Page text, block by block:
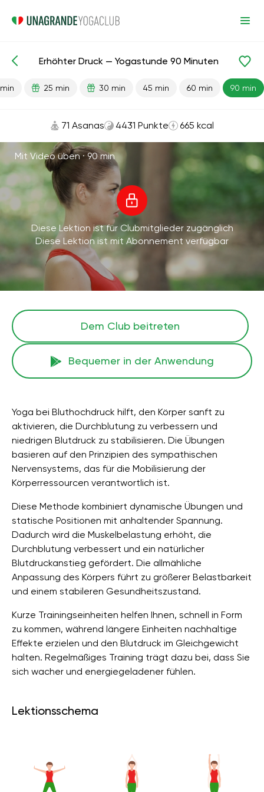
Fertige Lektionen Druck
Erhöhter Druck — Yogastunde 90 Minuten
25 min 30 min 45 min 60 min 90 min
71 Asanas 4431 Punkte 665 kcal
Mit Video üben ·90 min
Diese Lektion ist für Clubmitglieder zugänglich
Diese Lektion ist mit Abonnement verfügbar
Dem Club beitreten
Bequemer in der Anwendung
Yoga bei Bluthochdruck hilft, den Körper sanft zu
aktivieren, die Durchblutung zu verbessern und
niedrigen Blutdruck zu stabilisieren. Die Übungen
basieren auf den Prinzipien des sympathischen
Nervensystems, das für die Mobilisierung der
Körperressourcen verantwortlich ist.
Diese Methode kombiniert dynamische Übungen und
statische Positionen mit anhaltender Spannung.
Dadurch wird die Muskelbelastung erhöht, die
Durchblutung verbessert und ein natürlicher
Blutdruckanstieg gefördert. Die allmähliche
Anpassung des Körpers führt zu größerer Belastbarkeit
und einem stabileren Gesundheitszustand.
Kurze Trainingseinheiten helfen Ihnen, schnell in Form
zu kommen, während längere Einheiten nachhaltige
Effekte erzielen und den Blutdruck im Gleichgewicht
halten. Regelmäßiges Training trägt dazu bei, dass Sie
sich wacher und energiegeladener fühlen.
Lektionsschema